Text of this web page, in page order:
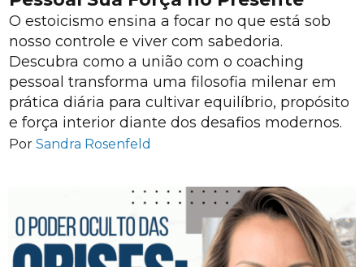
O estoicismo ensina a focar no que está sob
nosso controle e viver com sabedoria.
Descubra como a união com o coaching
pessoal transforma uma filosofia milenar em
prática diária para cultivar equilíbrio, propósito
e força interior diante dos desafios modernos.
Por Sandra Rosenfeld